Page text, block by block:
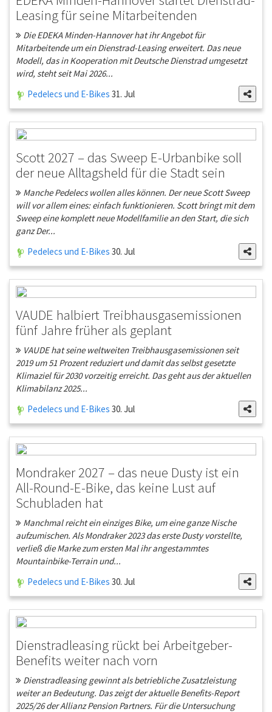
Leasing für seine Mitarbeitenden
Die EDEKA Minden-Hannover hat ihr Angebot für
Mitarbeitende um ein Dienstrad-Leasing erweitert. Das neue
Modell, das in Kooperation mit Deutsche Dienstrad umgesetzt
wird, steht seit Mai 2026...
Pedelecs und E-Bikes 31. Jul
Scott 2027 – das Sweep E-Urbanbike soll
der neue Alltagsheld für die Stadt sein
Manche Pedelecs wollen alles können. Der neue Scott Sweep
will vor allem eines: einfach funktionieren. Scott bringt mit dem
Sweep eine komplett neue Modellfamilie an den Start, die sich
ganz Der...
Pedelecs und E-Bikes 30. Jul
VAUDE halbiert Treibhausgasemissionen
fünf Jahre früher als geplant
VAUDE hat seine weltweiten Treibhausgasemissionen seit
2019 um 51 Prozent reduziert und damit das selbst gesetzte
Klimaziel für 2030 vorzeitig erreicht. Das geht aus der aktuellen
Klimabilanz 2025...
Pedelecs und E-Bikes 30. Jul
Mondraker 2027 – das neue Dusty ist ein
All-Round-E-Bike, das keine Lust auf
Schubladen hat
Manchmal reicht ein einziges Bike, um eine ganze Nische
aufzumischen. Als Mondraker 2023 das erste Dusty vorstellte,
verließ die Marke zum ersten Mal ihr angestammtes
Mountainbike-Terrain und...
Pedelecs und E-Bikes 30. Jul
Dienstradleasing rückt bei Arbeitgeber-
Benefits weiter nach vorn
Dienstradleasing gewinnt als betriebliche Zusatzleistung
weiter an Bedeutung. Das zeigt der aktuelle Benefits-Report
2025/26 der Allianz Pension Partners. Für die Untersuchung